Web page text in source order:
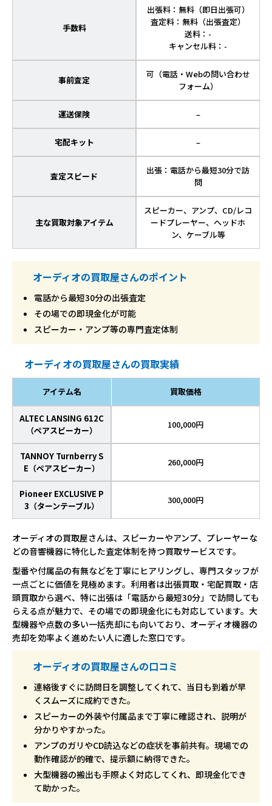
手数料
出張料：無料（即日出張可）
査定料：無料（出張査定）
送料：-
キャンセル料：-
事前査定
可（電話・Webの問い合わせ
フォーム）
運送保険 –
宅配キット –
査定スピード
出張：電話から最短30分で訪
問
主な買取対象アイテム
スピーカー、アンプ、CD/レコ
ードプレーヤー、ヘッドホ
ン、ケーブル等
オーディオの買取屋さんのポイント
電話から最短30分の出張査定
その場での即現金化が可能
スピーカー・アンプ等の専門査定体制
オーディオの買取屋さんの買取実績
アイテム名 買取価格
ALTEC LANSING 612C
（ペアスピーカー）
100,000円
TANNOY Turnberry S
E（ペアスピーカー）
260,000円
Pioneer EXCLUSIVE P
3（ターンテーブル）
300,000円
オーディオの買取屋さんは、スピーカーやアンプ、プレーヤーな
どの音響機器に特化した査定体制を持つ買取サービスです。
型番や付属品の有無などを丁寧にヒアリングし、専門スタッフが
一点ごとに価値を見極めます。利用者は出張買取・宅配買取・店
頭買取から選べ、特に出張は「電話から最短30分」で訪問しても
らえる点が魅力で、その場での即現金化にも対応しています。大
型機器や点数の多い一括売却にも向いており、オーディオ機器の
売却を効率よく進めたい人に適した窓口です。
オーディオの買取屋さんの口コミ
連絡後すぐに訪問日を調整してくれて、当日も到着が早
くスムーズに成約できた。
スピーカーの外装や付属品まで丁寧に確認され、説明が
分かりやすかった。
アンプのガリやCD読込などの症状を事前共有。現場での
動作確認が的確で、提示額に納得できた。
大型機器の搬出も手際よく対応してくれ、即現金化でき
て助かった。